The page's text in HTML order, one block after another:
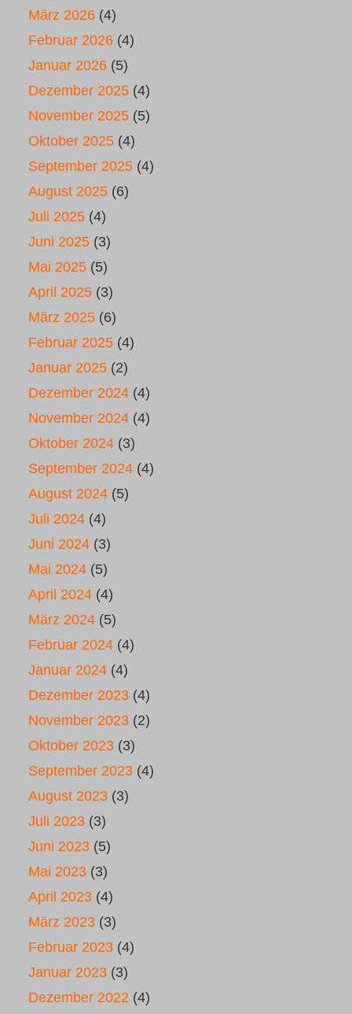
März 2026 (4)
Februar 2026 (4)
Januar 2026 (5)
Dezember 2025 (4)
November 2025 (5)
Oktober 2025 (4)
September 2025 (4)
August 2025 (6)
Juli 2025 (4)
Juni 2025 (3)
Mai 2025 (5)
April 2025 (3)
März 2025 (6)
Februar 2025 (4)
Januar 2025 (2)
Dezember 2024 (4)
November 2024 (4)
Oktober 2024 (3)
September 2024 (4)
August 2024 (5)
Juli 2024 (4)
Juni 2024 (3)
Mai 2024 (5)
April 2024 (4)
März 2024 (5)
Februar 2024 (4)
Januar 2024 (4)
Dezember 2023 (4)
November 2023 (2)
Oktober 2023 (3)
September 2023 (4)
August 2023 (3)
Juli 2023 (3)
Juni 2023 (5)
Mai 2023 (3)
April 2023 (4)
März 2023 (3)
Februar 2023 (4)
Januar 2023 (3)
Dezember 2022 (4)